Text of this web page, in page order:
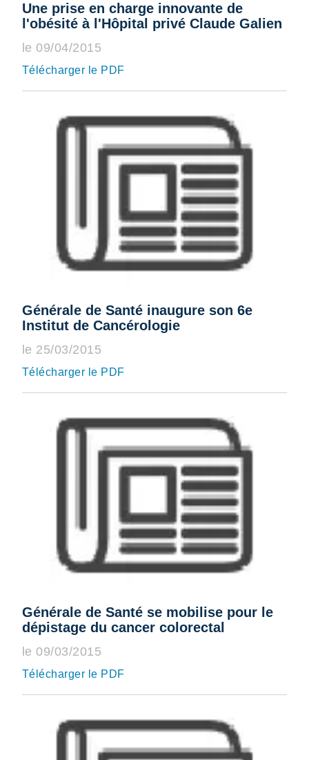
Une prise en charge innovante de
l'obésité à l'Hôpital privé Claude Galien
le 09/04/2015
Télécharger le PDF
Générale de Santé inaugure son 6e
Institut de Cancérologie
le 25/03/2015
Télécharger le PDF
Générale de Santé se mobilise pour le
dépistage du cancer colorectal
le 09/03/2015
Télécharger le PDF